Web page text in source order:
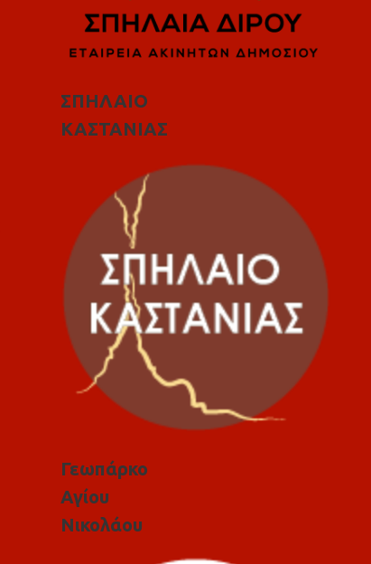
ΣΠΗΛΑΙΟ
ΚΑΣΤΑΝΙΑΣ
Γεωπάρκο
Αγίου
Νικολάου